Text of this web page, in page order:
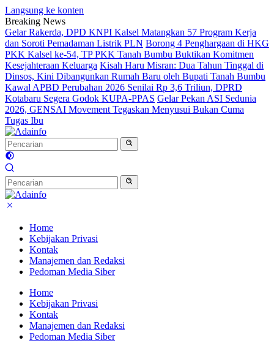
Langsung ke konten
Breaking News
Gelar Rakerda, DPD KNPI Kalsel Matangkan 57 Program Kerja
dan Soroti Pemadaman Listrik PLN Borong 4 Penghargaan di HKG
PKK Kalsel ke-54, TP PKK Tanah Bumbu Buktikan Komitmen
Kesejahteraan Keluarga Kisah Haru Misran: Dua Tahun Tinggal di
Dinsos, Kini Dibangunkan Rumah Baru oleh Bupati Tanah Bumbu
Kawal APBD Perubahan 2026 Senilai Rp 3,6 Triliun, DPRD
Kotabaru Segera Godok KUPA-PPAS Gelar Pekan ASI Sedunia
2026, GENSAI Movement Tegaskan Menyusui Bukan Cuma
Tugas Ibu
Home
Kebijakan Privasi
Kontak
Manajemen dan Redaksi
Pedoman Media Siber
Home
Kebijakan Privasi
Kontak
Manajemen dan Redaksi
Pedoman Media Siber